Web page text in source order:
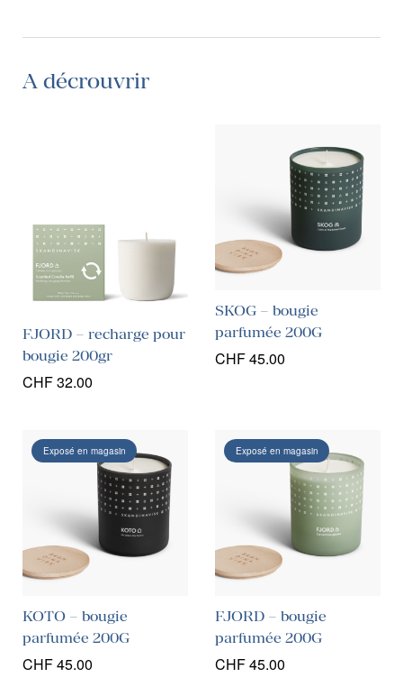
A décrouvrir
FJORD – recharge pour
bougie 200gr
CHF32.00
SKOG – bougie
parfumée 200G
CHF45.00
KOTO – bougie
parfumée 200G
CHF45.00
Exposé en magasin
FJORD – bougie
parfumée 200G
CHF45.00
Exposé en magasin